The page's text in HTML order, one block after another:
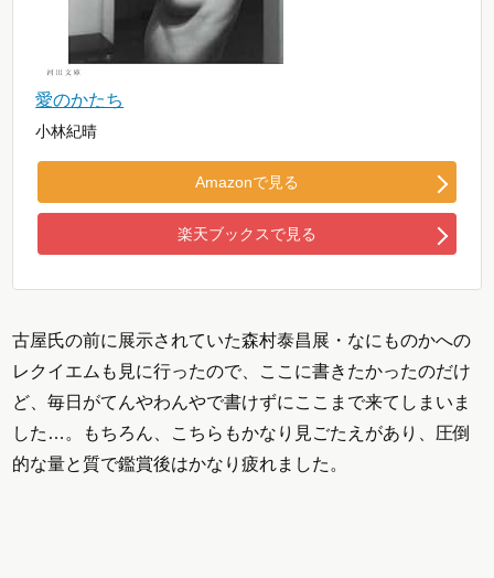
愛のかたち
小林紀晴
Amazonで見る
楽天ブックスで見る
古屋氏の前に展示されていた森村泰昌展・なにものかへの
レクイエムも見に行ったので、ここに書きたかったのだけ
ど、毎日がてんやわんやで書けずにここまで来てしまいま
した…。もちろん、こちらもかなり見ごたえがあり、圧倒
的な量と質で鑑賞後はかなり疲れました。